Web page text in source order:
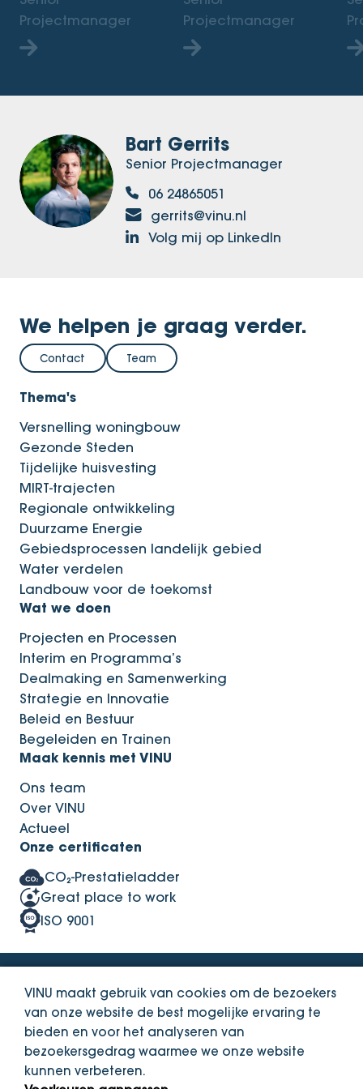
VINU maakt gebruik van cookies om de bezoekers
van onze website de best mogelijke ervaring te
bieden en voor het analyseren van
bezoekersgedrag waarmee we onze website
kunnen verbeteren.
Projectmanager
Projectmanager
Bart Gerrits
Senior Projectmanager
06 24865051
gerrits@vinu.nl
Volg mij op LinkedIn
We helpen je graag verder.
Contact Team
Thema's
Versnelling woningbouw
Gezonde Steden
Tijdelijke huisvesting
MIRT-trajecten
Regionale ontwikkeling
Duurzame Energie
Gebiedsprocessen landelijk gebied
Water verdelen
Landbouw voor de toekomst
Wat we doen
Projecten en Processen
Interim en Programma’s
Dealmaking en Samenwerking
Strategie en Innovatie
Beleid en Bestuur
Begeleiden en Trainen
Maak kennis met VINU
Ons team
Over VINU
Actueel
Onze certificaten
CO₂-Prestatieladder
Great place to work
ISO 9001
Privacy Statement
Integriteitsbeleid
© Copyright VINU. 2026